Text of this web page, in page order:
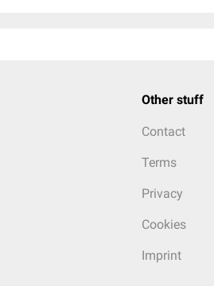
Other stuff
Contact
Terms
Privacy
Cookies
Imprint